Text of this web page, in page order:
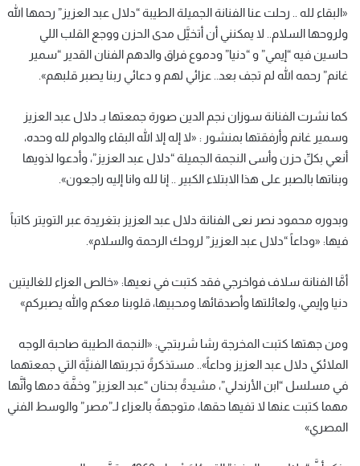
«البقاء لله .. رحلت عنا الفنانة الجميلة الطيبة “دلال عبد العزيز” رحمها الله
ولروحها السلام.. ‏لا يمكنني أن أتخيَّل مدى الحزن ووجع القلب اللي
حاسين فيه “إيمي” و “دنيا” ودموع فراق والدهم الفنان القدير “سمير
غانم” رحمه الله لم تجف بعد.. عزائي لهم و دعائي ربنا يصبر قلبهم».
كما نشرت الفنانة سوزان نجم الدين صورة جمعتها بـ دلال عبد العزيز
وسمير غانم وأرفقتها بمنشور : «لا إله إلا الله البقاء والدوام لله وحده،
أنعي بكلِّ حزن وأسى النجمة الجميلة “دلال عبد العزيز”، وأدعوا لذويها
وبناتها بالصبر على هذا الابتلاء الكبير .. إنا لله وانا إليه راجعون».
وبدوره محمود نصر نعى الفنانة دلال عبد العزيز بتغريدة عبر التويتر كاتباً
فيها: «وداعاً “دلال عبد العزيز” لروحك الرحمة والسلام».
أمَّا الفنانة سلاف فواخرجي فقد كتبت في نعيها: «خالص العزاء للغاليتين
دنيا وإيمي، ولعائلتها وأصدقائها ومحبيها، قلوبنا معكم والله يصبركم»
ومن جهتها كتبت المخرجة رشا شربتجي: «النجمة الطيبة صاحبة الوجه
الملائكي دلال عبد العزيز وداعاً».. مستذكرةً تجربتها الفنيَّة التي جمعتهما
في مسلسل “ابن الأرندلي”، مشيدةً بحنان “عبد العزيز” وخفَّة دمها وأنَّها
مهما كتبت عنها لا تفيها حقها، متوجهةً بالعزاء لـ”مصر” والوسط الفني
المصري»